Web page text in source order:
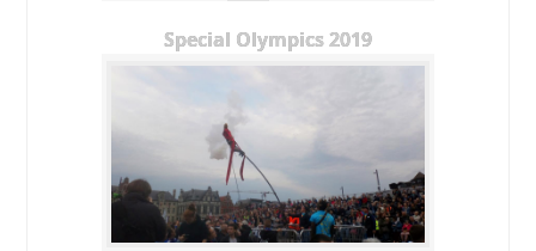
Special Olympics 2019